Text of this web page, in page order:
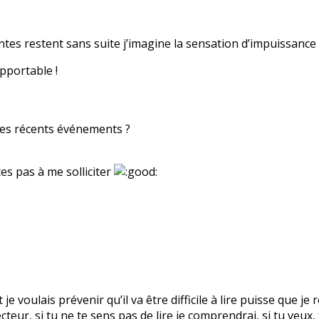
restent sans suite j’imagine la sensation
!
récents événements ?
pas à me solliciter
je voulais prévenir qu’il va être difficile à lire puisse que
si tu ne te sens pas de lire je comprendrai, si tu